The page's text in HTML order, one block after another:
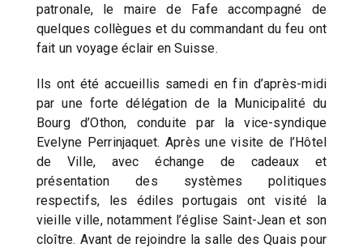
patronale, le maire de Fafe accompagné de
quelques collègues et du commandant du feu ont
fait un voyage éclair en Suisse.
Ils ont été accueillis samedi en fin d’après-midi
par une forte délégation de la Municipalité du
Bourg d’Othon, conduite par la vice-syndique
Evelyne Perrinjaquet. Après une visite de l’Hôtel
de Ville, avec échange de cadeaux et
présentation des systèmes politiques
respectifs, les édiles portugais ont visité la
vieille ville, notamment l’église Saint-Jean et son
cloître. Avant de rejoindre la salle des Quais pour